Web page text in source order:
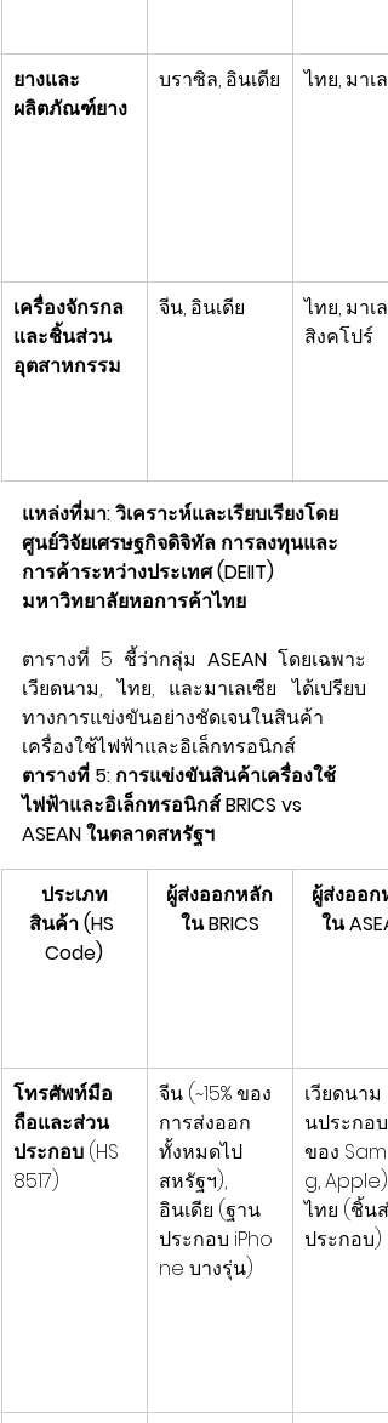
ยางและ
ผลิตภัณฑ์ยาง
บราซิล, อินเดีย ไทย, มาเล
เครื่องจักรกล
และชิ้นส่วน
อุตสาหกรรม
จีน, อินเดีย
ไทย, มาเล
สิงคโปร์
แหล่งที่มา: วิเคราะห์และเรียบเรียงโดย
ศูนย์วิจัยเศรษฐกิจดิจิทัล การลงทุนและ
การค้าระหว่างประเทศ (DEIIT)
มหาวิทยาลัยหอการค้าไทย
ตารางที่ 5 ชี้ว่ากลุ่ม ASEAN โดยเฉพาะ
เวียดนาม, ไทย, และมาเลเซีย ได้เปรียบ
ทางการแข่งขันอย่างชัดเจนในสินค้า
เครื่องใช้ไฟฟ้าและอิเล็กทรอนิกส์
ตารางที่ 5: การแข่งขันสินค้าเครื่องใช้
ไฟฟ้าและอิเล็กทรอนิกส์ BRICS vs
ASEAN ในตลาดสหรัฐฯ
ประเภท
สินค้า (HS
Code)
ผู้ส่งออกหลัก
ใน BRICS
ผู้ส่งออก
ใน
โทรศัพท์มือ
ถือและส่วน
ประกอบ (HS
8517)
จีน (~15% ของ
การส่งออก
ทั้งหมดไป
สหรัฐฯ),
อินเดีย (ฐาน
ประกอบ iPho
ne บางรุ่น)
เวียดนาม
นประกอบ
ของ
g, Apple),
ไทย (ชิ้นส่
ประกอบ)